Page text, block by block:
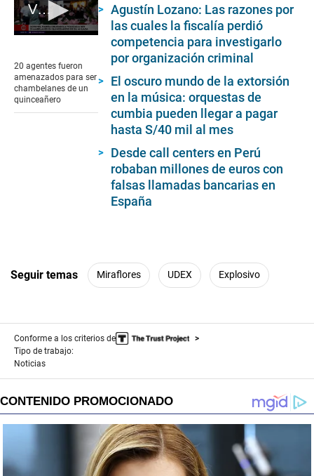
VRAEM: policías son obligados a ser chambelanes
of
45
seconds
20 agentes fueron
amenazados para ser
chambelanes de un
quinceañero
Agustín Lozano: Las razones por
las cuales la fiscalía perdió
competencia para investigarlo
por organización criminal
El oscuro mundo de la extorsión
en la música: orquestas de
cumbia pueden llegar a pagar
hasta S/40 mil al mes
Desde call centers en Perú
robaban millones de euros con
falsas llamadas bancarias en
España
Seguir temas Miraflores UDEX Explosivo
Conforme a los criterios de
Tipo de trabajo:
Noticias